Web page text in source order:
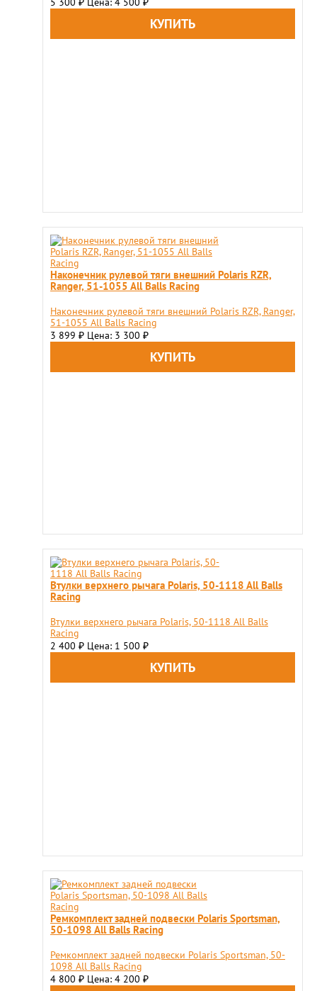
₽ ₽
Наконечник рулевой тяги внешний Polaris RZR,
Ranger, 51-1055 All Balls Racing
Наконечник рулевой тяги внешний Polaris RZR, Ranger,
51-1055 All Balls Racing
3 899 ₽ Цена: 3 300 ₽
Втулки верхнего рычага Polaris, 50-1118 All Balls
Racing
Втулки верхнего рычага Polaris, 50-1118 All Balls
Racing
2 400 ₽ Цена: 1 500 ₽
Ремкомплект задней подвески Polaris Sportsman,
50-1098 All Balls Racing
Ремкомплект задней подвески Polaris Sportsman, 50-
1098 All Balls Racing
4 800 ₽ Цена: 4 200 ₽